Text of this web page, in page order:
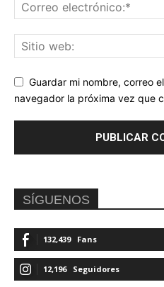
Guardar mi nombre, correo
navegador la próxima vez que
SÍGUENOS
132,439 Fans
12,196 Seguidores